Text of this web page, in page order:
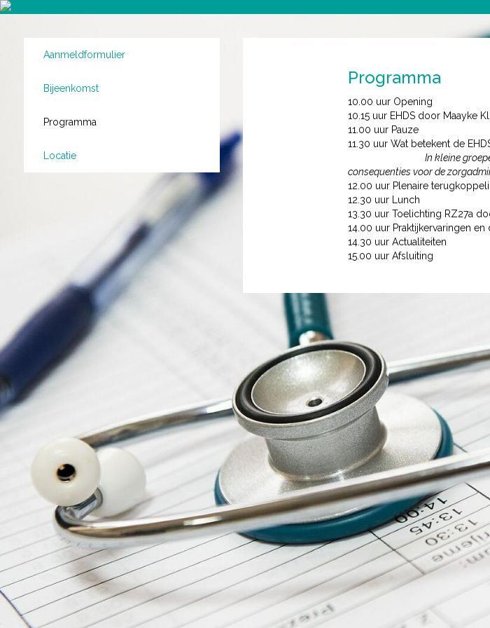
Aanmeldformulier
Bijeenkomst
Programma
Locatie
Programma
10.00 uur Opening
10.15 uur EHDS door Maayke
11.00 uur Pauze
11.30 uur Wat betekent de
In kleine
consequenties voor de
12.00 uur Plenaire
12.30 uur Lunch
13.30 uur Toelichting RZ27a
14.00 uur Praktijkervaringen
14.30 uur Actualiteiten
15.00 uur Afsluiting